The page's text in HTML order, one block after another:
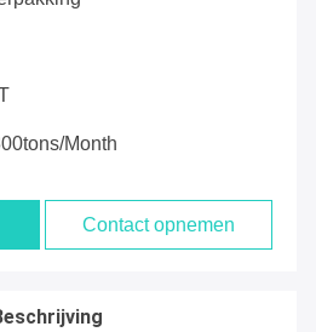
Month
Contact opnemen